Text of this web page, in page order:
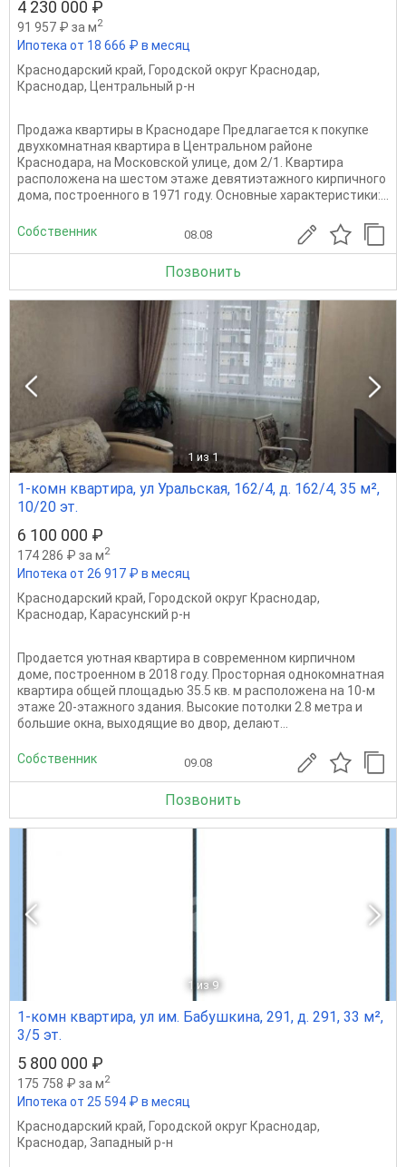
4 230 000 ₽
91 957 ₽ за м2
Ипотека от 18 666 ₽ в месяц
Краснодарский край, Городской округ Краснодар,
Краснодар, Центральный р-н
Продажа квартиры в Краснодаре Предлагается к покупке
двухкомнатная квартира в Центральном районе
Краснодара, на Московской улице, дом 2/1. Квартира
расположена на шестом этаже девятиэтажного кирпичного
дома, построенного в 1971 году. Основные характеристики:...
Собственник 08.08
Позвонить
1 из 1
1-комн квартира, ул Уральская, 162/4, д. 162/4, 35 м²,
10/20 эт.
6 100 000 ₽
174 286 ₽ за м2
Ипотека от 26 917 ₽ в месяц
Краснодарский край, Городской округ Краснодар,
Краснодар, Карасунский р-н
Продается уютная квартира в современном кирпичном
доме, построенном в 2018 году. Просторная однокомнатная
квартира общей площадью 35.5 кв. м расположена на 10-м
этаже 20-этажного здания. Высокие потолки 2.8 метра и
большие окна, выходящие во двор, делают...
Собственник 09.08
Позвонить
1 из 9
1-комн квартира, ул им. Бабушкина, 291, д. 291, 33 м²,
3/5 эт.
5 800 000 ₽
175 758 ₽ за м2
Ипотека от 25 594 ₽ в месяц
Краснодарский край, Городской округ Краснодар,
Краснодар, Западный р-н